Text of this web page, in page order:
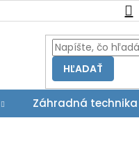
HĽADAŤ
Záhradná technika